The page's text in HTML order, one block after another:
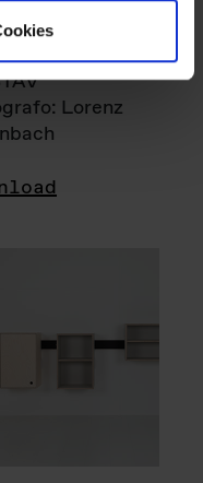
Lorenz